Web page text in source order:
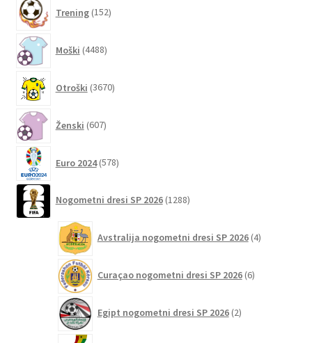
Trening 152izdelkov
Moški 4488izdelkov
Otroški 3670izdelkov
Ženski 607izdelkov
Euro 2024 578izdelkov
Nogometni dresi SP 2026 1288izdelkov
Avstralija nogometni dresi SP 2026 4izdelki
Curaçao nogometni dresi SP 2026 6izdelkov
Egipt nogometni dresi SP 2026 2izdelka